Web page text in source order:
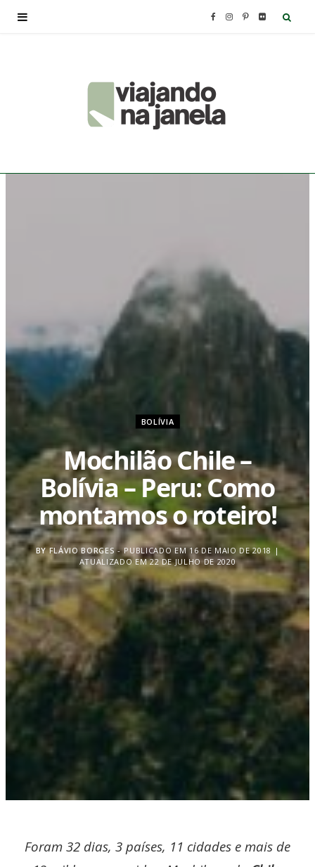
e
I
m
P F
BOLÍVIA
Mochilão Chile –
Bolívia – Peru: Como
montamos o roteiro!
BY FLÁVIO BORGES
PUBLICADO EM 16 DE MAIO DE 2018 |
ATUALIZADO EM 22 DE JULHO DE 2020
Foram 32 dias, 3 países, 11 cidades e mais de